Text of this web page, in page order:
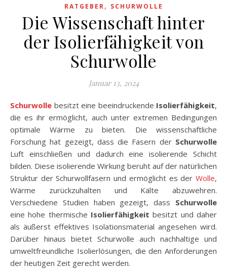
RATGEBER, SCHURWOLLE
Die Wissenschaft hinter
der Isolierfähigkeit von
Schurwolle
Januar 13, 2024
Schurwolle besitzt eine beeindruckende Isolierfähigkeit,
die es ihr ermöglicht, auch unter extremen Bedingungen
optimale Wärme zu bieten. Die wissenschaftliche
Forschung hat gezeigt, dass die Fasern der Schurwolle
Luft einschließen und dadurch eine isolierende Schicht
bilden. Diese isolierende Wirkung beruht auf der natürlichen
Struktur der Schurwollfasern und ermöglicht es der Wolle,
Wärme zurückzuhalten und Kälte abzuwehren.
Verschiedene Studien haben gezeigt, dass Schurwolle
eine hohe thermische Isolierfähigkeit besitzt und daher
als äußerst effektives Isolationsmaterial angesehen wird.
Darüber hinaus bietet Schurwolle auch nachhaltige und
umweltfreundliche Isolierlösungen, die den Anforderungen
der heutigen Zeit gerecht werden.